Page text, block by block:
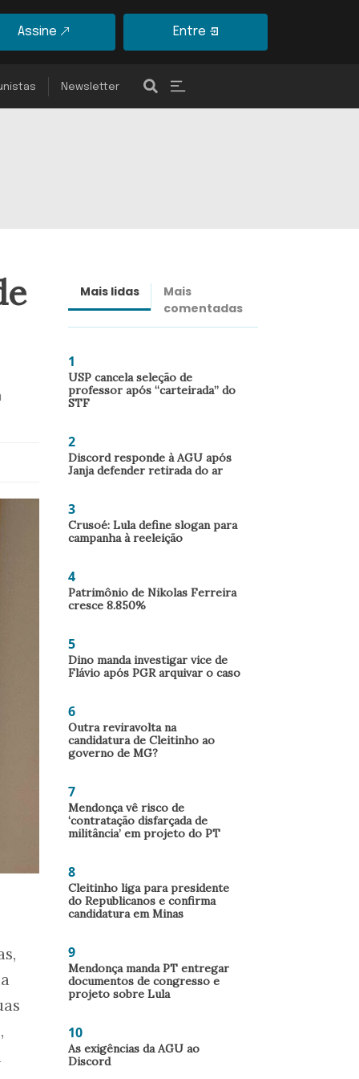
Assine Entre
Newsletter
Mais lidas
Mais
comentadas
1
USP cancela seleção de
professor após “carteirada” do
STF
2
Discord responde à AGU após
Janja defender retirada do ar
3
Crusoé: Lula define slogan para
campanha à reeleição
4
Patrimônio de Nikolas Ferreira
cresce 8.850%
5
Dino manda investigar vice de
Flávio após PGR arquivar o caso
6
Outra reviravolta na
candidatura de Cleitinho ao
governo de MG?
7
Mendonça vê risco de
‘contratação disfarçada de
militância’ em projeto do PT
8
Cleitinho liga para presidente
do Republicanos e confirma
candidatura em Minas
9
Mendonça manda PT entregar
documentos de congresso e
projeto sobre Lula
10
As exigências da AGU ao
Discord